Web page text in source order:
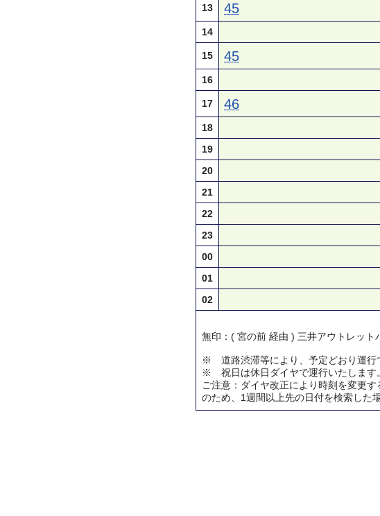
13 45
14
15 45
16
17 46
18
19
20
21
22
23
00
01
02
無印：( 宮の前 経由 ) 三井アウトレット
※ 道路渋滞等により、予定どおり運行
※ 祝日は休日ダイヤで運行いたします。
ご注意：ダイヤ改正により時刻を変更
のため、1週間以上先の日付を検索した